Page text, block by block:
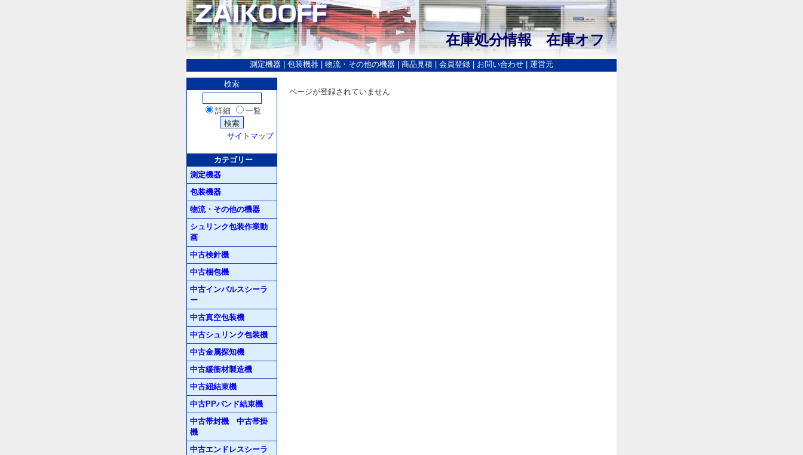
在庫処分情報 在庫オフ
測定機器 包装機器 物流・その他の機器 商品見積 会員登録 お問い合わせ 運営元
検索
詳細 一覧
サイトマップ
カテゴリー
測定機器
包装機器
物流・その他の機器
シュリンク包装作業動
画
中古検針機
中古梱包機
中古インパルスシーラ
ー
中古真空包装機
中古シュリンク包装機
中古金属探知機
中古緩衝材製造機
中古紐結束機
中古PPバンド結束機
中古帯封機 中古帯掛
機
中古エンドレスシーラ
ページが登録されていません